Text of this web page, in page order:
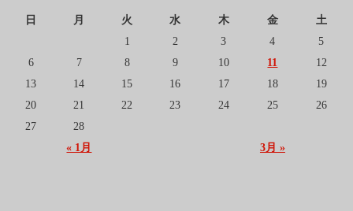
日 月 火 水 木 金 土
« 1月 3月 »
1 2 3 4
5
6
7 8 9 10 11
12
13
14 15 16 17 18
19
20
21 22 23 24 25
26
27
28